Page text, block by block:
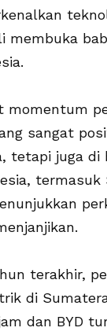
membuka
momentum
sangat
tetapi juga di
termasuk
terakhir,
di
dan BYD